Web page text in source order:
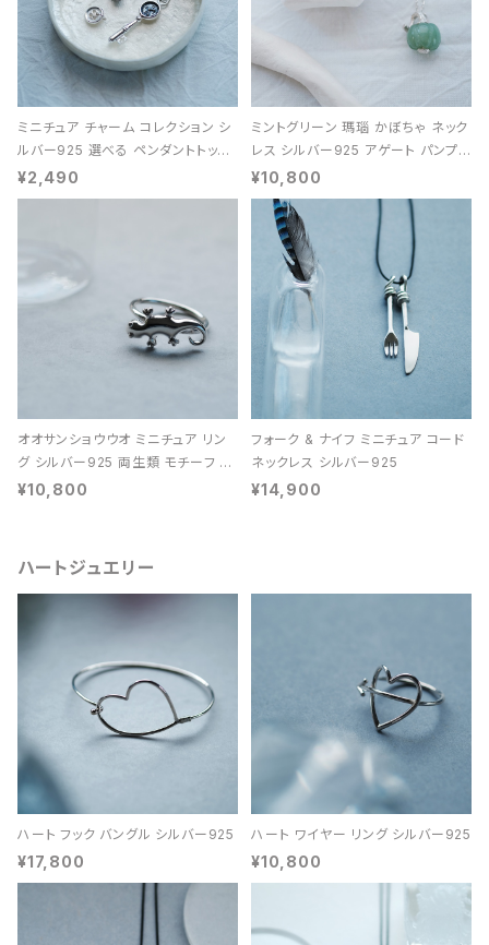
ミニチュア チャーム コレクション シ
ルバー925 選べる ペンダントトップ
レディース ユニセックス
¥2,490
ミントグリーン 瑪瑙 かぼちゃ ネック
レス シルバー925 アゲート パンプキ
ン 天然石 レディース
¥10,800
オオサンショウウオ ミニチュア リン
グ シルバー925 両生類 モチーフ レ
ディース ユニセックス
¥10,800
フォーク & ナイフ ミニチュア コード
ネックレス シルバー925
¥14,900
ハートジュエリー
ハート フック バングル シルバー925
¥17,800
ハート ワイヤー リング シルバー925
¥10,800